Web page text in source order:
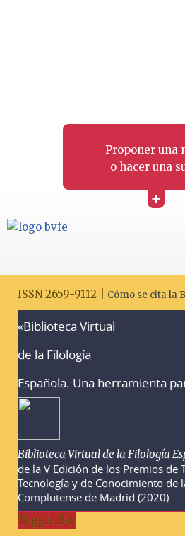
Proponer una
o hacer una
+
ISSN 2659-9112 | Cómo se cita la
«Biblioteca Virtual
de la Filología
Española. Una herramienta
Biblioteca Virtual de la Filología
de la V Edición de los Premios de
Tecnología y de Conocimiento de
Complutense de Madrid (2020)
Toggle Bar